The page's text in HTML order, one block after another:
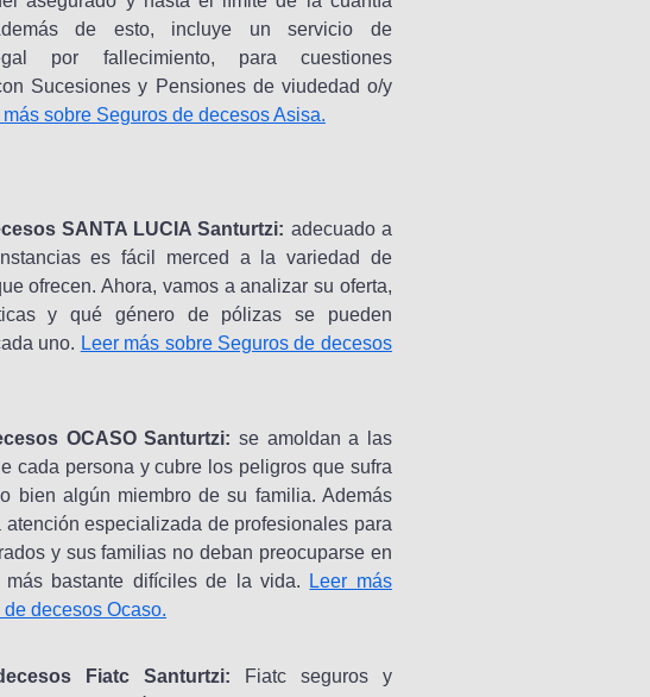
de esto, incluye un servicio de
por fallecimiento, para cuestiones
Sucesiones y Pensiones de viudedad o/y
más sobre Seguros de decesos Asisa.
SANTA LUCIA Santurtzi: adecuado a
es fácil merced a la variedad de
ofrecen. Ahora, vamos a analizar su oferta,
y qué género de pólizas se pueden
uno. Leer más sobre Seguros de decesos
OCASO Santurtzi: se amoldan a las
cada persona y cubre los peligros que sufra
bien algún miembro de su familia. Además
atención especializada de profesionales para
y sus familias no deban preocuparse en
más bastante difíciles de la vida.
Leer más
decesos Ocaso.
Fiatc Santurtzi:
Fiatc seguros y